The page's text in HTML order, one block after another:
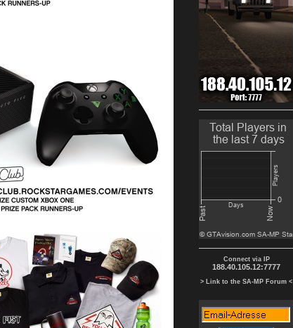
Connect via IP
188.40.105.12:7777
> Link to the SA-MP Forum <